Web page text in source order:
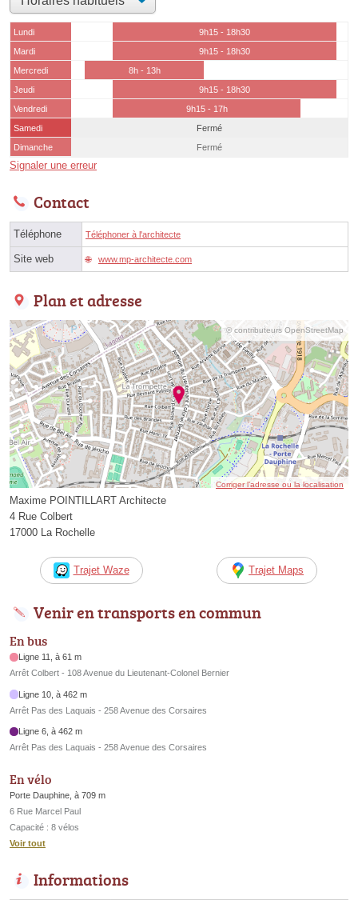
Lundi
9h15 - 18h30
Mardi
9h15 - 18h30
Mercredi
8h - 13h
Jeudi
9h15 - 18h30
Vendredi
9h15 - 17h
Samedi
Fermé
Dimanche
Fermé
Signaler une erreur
Contact
Téléphone Téléphoner à l'architecte
Site web www.mp-architecte.com
Plan et adresse
© contributeurs OpenStreetMap
Corriger l’adresse ou la localisation
Maxime POINTILLART Architecte
4 Rue Colbert
17000 La Rochelle
Trajet Waze Trajet Maps
Venir en transports en commun
En bus
Ligne 11, à 61 m
Arrêt Colbert - 108 Avenue du Lieutenant-Colonel Bernier
Ligne 10, à 462 m
Arrêt Pas des Laquais - 258 Avenue des Corsaires
Ligne 6, à 462 m
Arrêt Pas des Laquais - 258 Avenue des Corsaires
En vélo
Porte Dauphine, à 709 m
6 Rue Marcel Paul
Capacité : 8 vélos
Voir tout
Informations